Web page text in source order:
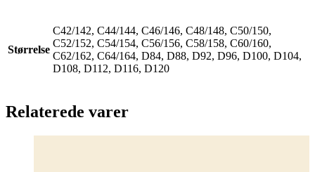
Størrelse
C42/142, C44/144, C46/146, C48/148, C50/150,
C52/152, C54/154, C56/156, C58/158, C60/160,
C62/162, C64/164, D84, D88, D92, D96, D100, D104,
D108, D112, D116, D120
Relaterede varer